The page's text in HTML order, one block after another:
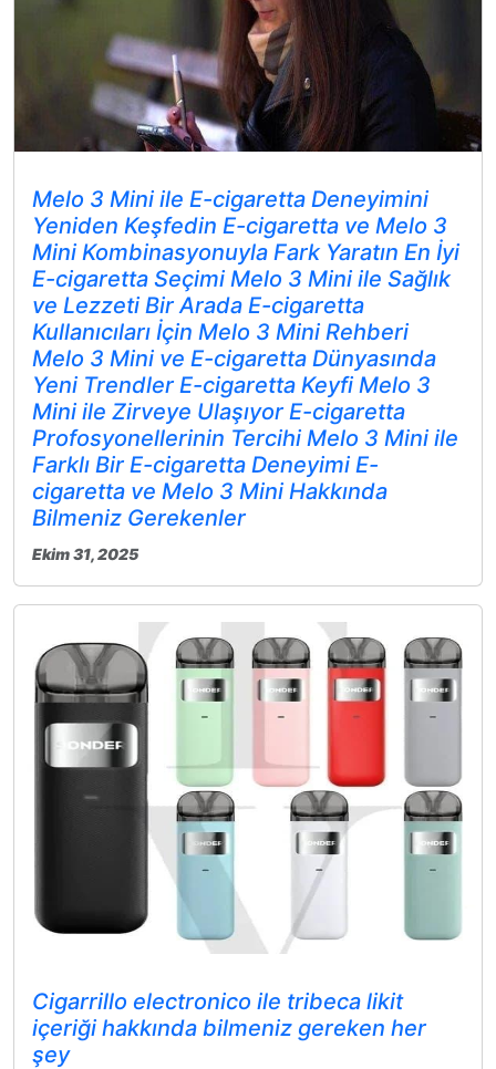
Melo 3 Mini ile E-cigaretta Deneyimini
Yeniden Keşfedin E-cigaretta ve Melo 3
Mini Kombinasyonuyla Fark Yaratın En İyi
E-cigaretta Seçimi Melo 3 Mini ile Sağlık
ve Lezzeti Bir Arada E-cigaretta
Kullanıcıları İçin Melo 3 Mini Rehberi
Melo 3 Mini ve E-cigaretta Dünyasında
Yeni Trendler E-cigaretta Keyfi Melo 3
Mini ile Zirveye Ulaşıyor E-cigaretta
Profosyonellerinin Tercihi Melo 3 Mini ile
Farklı Bir E-cigaretta Deneyimi E-
cigaretta ve Melo 3 Mini Hakkında
Bilmeniz Gerekenler
Ekim 31, 2025
Cigarrillo electronico ile tribeca likit
içeriği hakkında bilmeniz gereken her
şey